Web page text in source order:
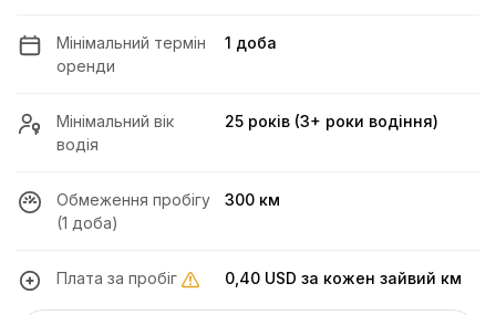
Мінімальний термін
оренди
1 доба
Мінімальний вік
водія
25 років (3+ роки водіння)
Обмеження пробігу
(1 доба)
300 км
Плата за пробіг 0,40 USD за кожен зайвий км